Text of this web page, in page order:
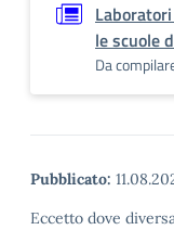
le scuole
Da
Pubblicato:
Eccetto dove